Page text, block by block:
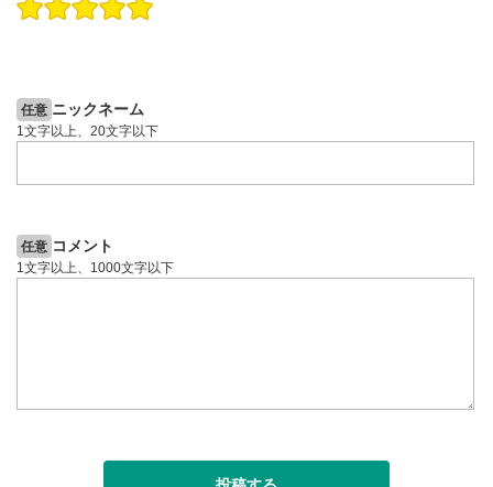
操作説明動画
任意 ニックネーム
1文字以上、20文字以下
任意 コメント
1文字以上、1000文字以下